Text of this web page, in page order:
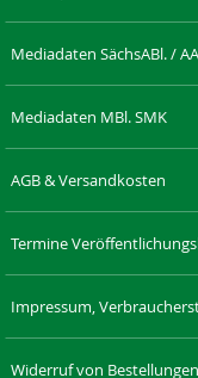
Mediadaten SächsABl. /
Mediadaten MBl. SMK
AGB & Versandkosten
Termine
Impressum,
Widerruf von Bestellungen